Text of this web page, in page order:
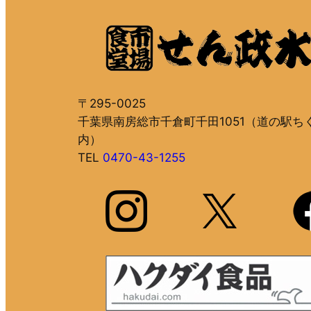
〒295-0025
千葉県南房総市千倉町千田1051（道の駅ち
内）
TEL 0470-43-1255